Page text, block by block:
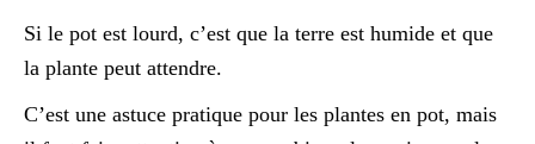
Si le pot est lourd, c’est que la terre est humide et que
la plante peut attendre.
C’est une astuce pratique pour les plantes en pot, mais